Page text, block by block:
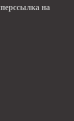
на